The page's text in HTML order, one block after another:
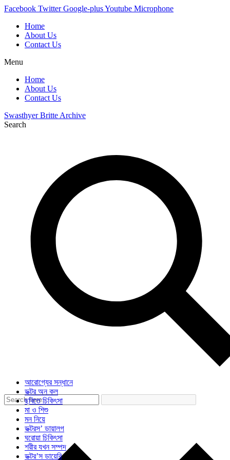
Skip
content
Facebook Twitter Google-plusYoutube Microphone
Home
About Us
Contact Us
Menu
Home
About Us
Contact Us
Swasthyer Britte Archive
Search
আরোগ্যের সন্ধানে
ডক্টর অন কল
ছবিতে চিকিৎসা
মা ও শিশু
মন নিয়ে
ডক্টরস’ ডায়ালগ
ঘরোয়া চিকিৎসা
শরীর যখন সম্পদ
ডক্টর’স ডায়েরি